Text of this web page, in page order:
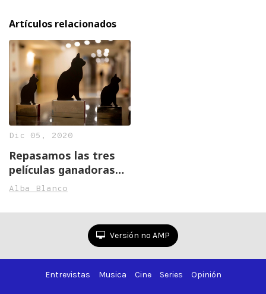
Artículos relacionados
Dic 05, 2020
Repasamos las tres
películas ganadoras
en el Festival de cine
Alba Blanco
Versión no AMP
Entrevistas Musica Cine Series Opinión